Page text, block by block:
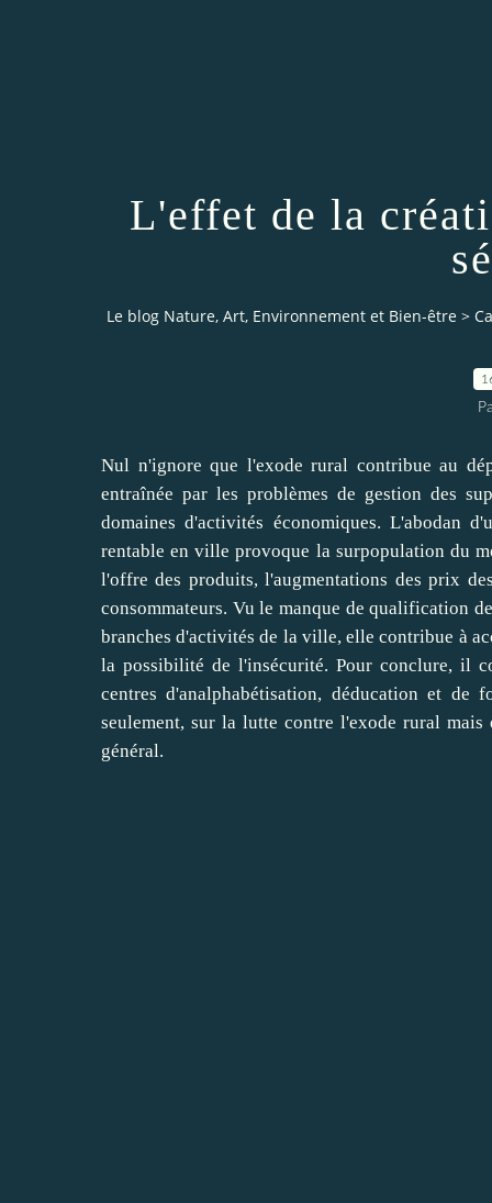
L'effet de la
Le blog Nature, Art, Environnement et Bien-être >
Nul n'ignore que l'exode rural contribue au
entraînée par les problèmes de gestion des
domaines d'activités économiques. L'abodan
rentable en ville provoque la surpopulation du
l'offre des produits, l'augmentations des prix
consommateurs. Vu le manque de qualification
branches d'activités de la ville, elle contribue à
la possibilité de l'insécurité. Pour conclure, il
centres d'analphabétisation, déducation et
seulement, sur la lutte contre l'exode rural
général.